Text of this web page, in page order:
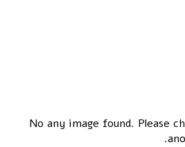
No any image found. Please